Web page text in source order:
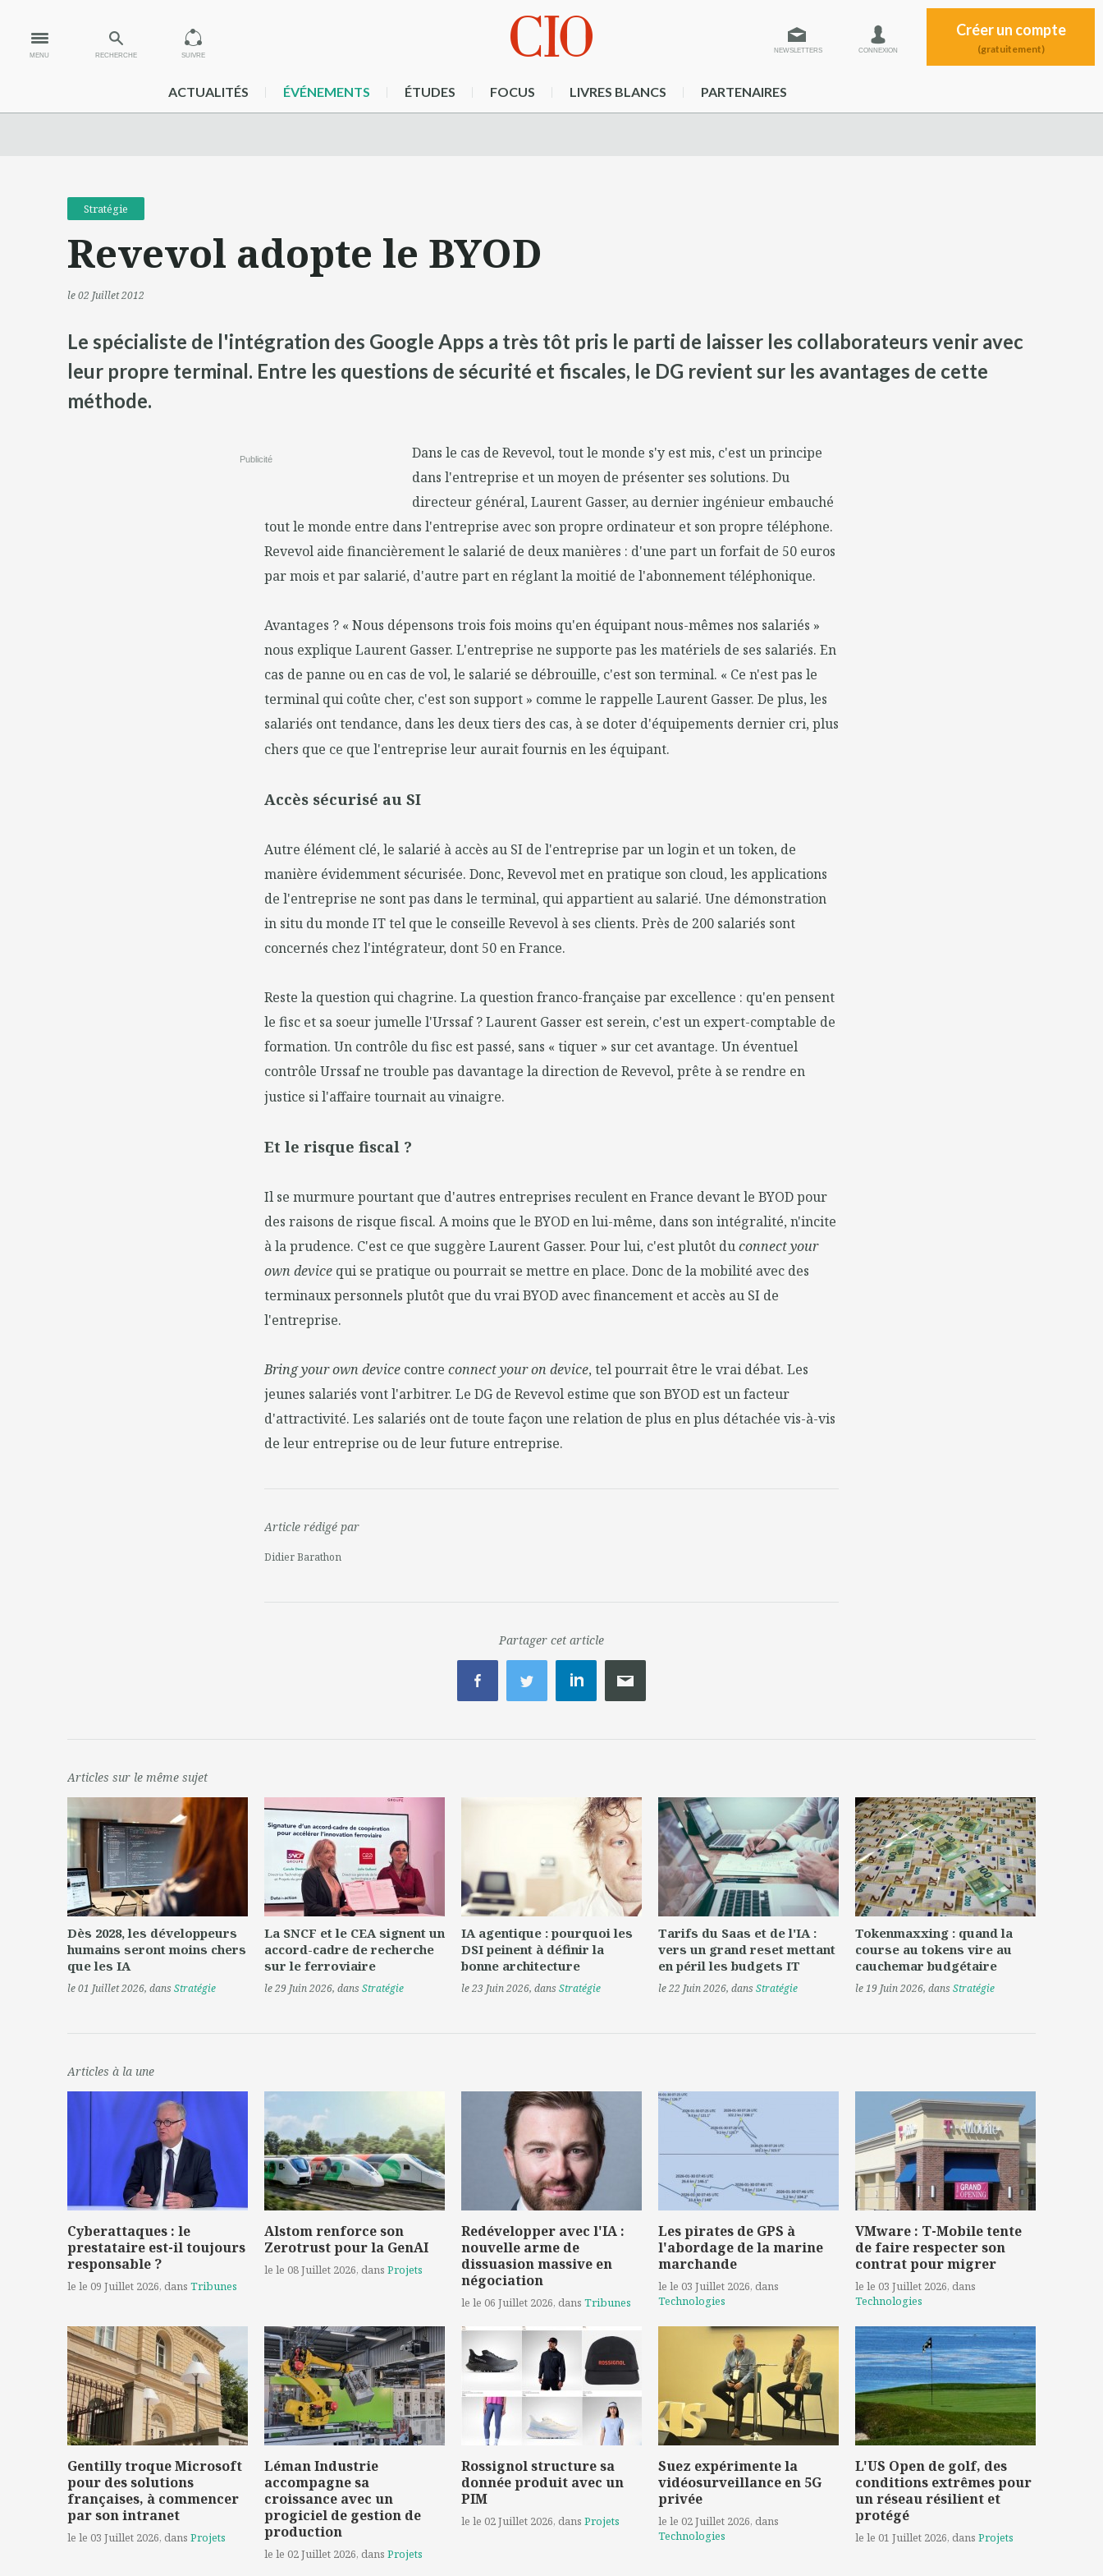
MENU RECHERCHE SUIVRE
NEWSLETTERS CONNEXION
Créer un compte
(gratuitement)
ACTUALITÉS ÉVÉNEMENTS ÉTUDES FOCUS LIVRES BLANCS PARTENAIRES
Stratégie
Revevol adopte le BYOD
le 02 Juillet 2012
Le spécialiste de l'intégration des Google Apps a très tôt pris le parti de laisser les collaborateurs venir avec
leur propre terminal. Entre les questions de sécurité et fiscales, le DG revient sur les avantages de cette
méthode.
Publicité
Dans le cas de Revevol, tout le monde s'y est mis, c'est un principe
dans l'entreprise et un moyen de présenter ses solutions. Du
directeur général, Laurent Gasser, au dernier ingénieur embauché
tout le monde entre dans l'entreprise avec son propre ordinateur et son propre téléphone.
Revevol aide financièrement le salarié de deux manières : d'une part un forfait de 50 euros
par mois et par salarié, d'autre part en réglant la moitié de l'abonnement téléphonique.
Avantages ? « Nous dépensons trois fois moins qu'en équipant nous-mêmes nos salariés »
nous explique Laurent Gasser. L'entreprise ne supporte pas les matériels de ses salariés. En
cas de panne ou en cas de vol, le salarié se débrouille, c'est son terminal. « Ce n'est pas le
terminal qui coûte cher, c'est son support » comme le rappelle Laurent Gasser. De plus, les
salariés ont tendance, dans les deux tiers des cas, à se doter d'équipements dernier cri, plus
chers que ce que l'entreprise leur aurait fournis en les équipant.
Accès sécurisé au SI
Autre élément clé, le salarié à accès au SI de l'entreprise par un login et un token, de
manière évidemment sécurisée. Donc, Revevol met en pratique son cloud, les applications
de l'entreprise ne sont pas dans le terminal, qui appartient au salarié. Une démonstration
in situ du monde IT tel que le conseille Revevol à ses clients. Près de 200 salariés sont
concernés chez l'intégrateur, dont 50 en France.
Reste la question qui chagrine. La question franco-française par excellence : qu'en pensent
le fisc et sa soeur jumelle l'Urssaf ? Laurent Gasser est serein, c'est un expert-comptable de
formation. Un contrôle du fisc est passé, sans « tiquer » sur cet avantage. Un éventuel
contrôle Urssaf ne trouble pas davantage la direction de Revevol, prête à se rendre en
justice si l'affaire tournait au vinaigre.
Et le risque fiscal ?
Il se murmure pourtant que d'autres entreprises reculent en France devant le BYOD pour
des raisons de risque fiscal. A moins que le BYOD en lui-même, dans son intégralité, n'incite
à la prudence. C'est ce que suggère Laurent Gasser. Pour lui, c'est plutôt duconnect your
own device qui se pratique ou pourrait se mettre en place. Donc de la mobilité avec des
terminaux personnels plutôt que du vrai BYOD avec financement et accès au SI de
l'entreprise.
Bring your own device contre connect your on device, tel pourrait être le vrai débat. Les
jeunes salariés vont l'arbitrer. Le DG de Revevol estime que son BYOD est un facteur
d'attractivité. Les salariés ont de toute façon une relation de plus en plus détachée vis-à-vis
de leur entreprise ou de leur future entreprise.
Article rédigé par
Didier Barathon
Partager cet article
Articles sur le même sujet
Dès 2028, les développeurs
humains seront moins chers
que les IA
le 01 Juillet 2026, dans Stratégie
La SNCF et le CEA signent un
accord-cadre de recherche
sur le ferroviaire
le 29 Juin 2026, dans Stratégie
IA agentique : pourquoi les
DSI peinent à définir la
bonne architecture
le 23 Juin 2026, dans Stratégie
Tarifs du Saas et de l'IA :
vers un grand reset mettant
en péril les budgets IT
le 22 Juin 2026, dans Stratégie
Tokenmaxxing : quand la
course au tokens vire au
cauchemar budgétaire
le 19 Juin 2026, dans Stratégie
Articles à la une
Cyberattaques : le
prestataire est-il toujours
responsable ?
le le 09 Juillet 2026, dans Tribunes
Alstom renforce son
Zerotrust pour la GenAI
le le 08 Juillet 2026, dans Projets
Redévelopper avec l'IA :
nouvelle arme de
dissuasion massive en
négociation
le le 06 Juillet 2026, dans Tribunes
Les pirates de GPS à
l'abordage de la marine
marchande
le le 03 Juillet 2026, dans
Technologies
VMware : T-Mobile tente
de faire respecter son
contrat pour migrer
le le 03 Juillet 2026, dans
Technologies
Gentilly troque Microsoft
pour des solutions
françaises, à commencer
par son intranet
le le 03 Juillet 2026, dans Projets
Léman Industrie
accompagne sa
croissance avec un
progiciel de gestion de
production
le le 02 Juillet 2026, dans Projets
Rossignol structure sa
donnée produit avec un
PIM
le le 02 Juillet 2026, dans Projets
Suez expérimente la
vidéosurveillance en 5G
privée
le le 02 Juillet 2026, dans
Technologies
L'US Open de golf, des
conditions extrêmes pour
un réseau résilient et
protégé
le le 01 Juillet 2026, dans Projets